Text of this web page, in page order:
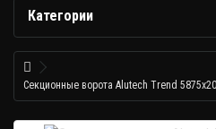
Категории
Секционные ворота Alutech Trend